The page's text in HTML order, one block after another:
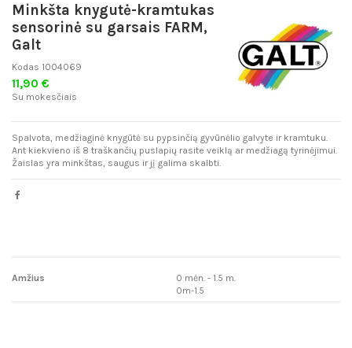
Minkšta knygutė-kramtukas
sensorinė su garsais FARM,
Galt
Kodas 1004069
11,90 €
Su mokesčiais
Spalvota, medžiaginė knygūtė su pypsinčią gyvūnėlio galvyte ir kramtuku.
Ant kiekvieno iš 8 traškančių puslapių rasite veiklą ar medžiagą tyrinėjimui.
Žaislas yra minkštas, saugus ir jį galima skalbti.
Amžius
0 mėn. - 1.5 m.
0m-1.5